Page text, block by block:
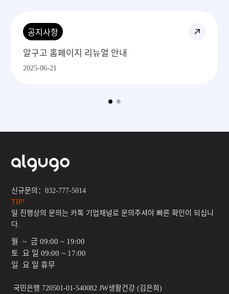
공지사항
알구고 1688주문 프로세스
2025-06-29
신규문의：032-777-5014
TIP!
일 진행상의 문의는 카톡 기업채널로 문의주셔야 빠른 확인이 되십니
다.
월 ~ 금 09:00 ~ 19:00
토 요 일 09:00 ~ 17:00
일 요 일 휴무